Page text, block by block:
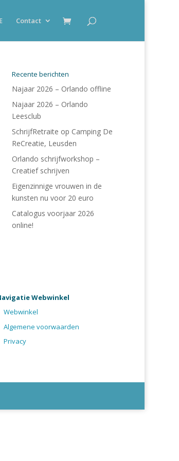
Contact
Recente berichten
Najaar 2026 – Orlando offline
Najaar 2026 – Orlando
Leesclub
SchrijfRetraite op Camping De
ReCreatie, Leusden
Orlando schrijfworkshop –
Creatief schrijven
Eigenzinnige vrouwen in de
kunsten nu voor 20 euro
Catalogus voorjaar 2026
online!
Webwinkel
Webwinkel
Algemene voorwaarden
Privacy